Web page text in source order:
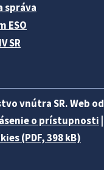
správa
ESO
SR
vnútra SR. Web od
o prístupnosti
(PDF, 398 kB)